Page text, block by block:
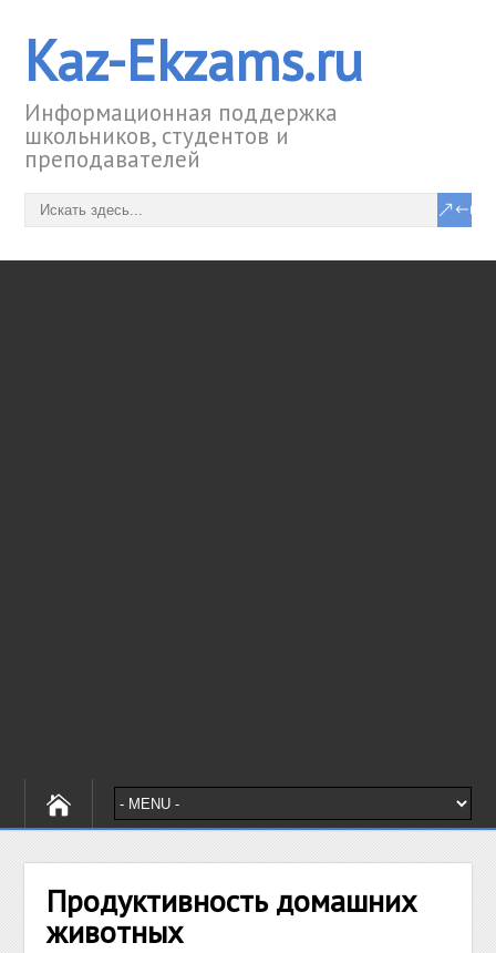
Kaz-Ekzams.ru
Информационная поддержка
школьников, студентов и
преподавателей
Продуктивность домашних
животных